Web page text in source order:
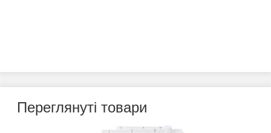
Переглянуті товари